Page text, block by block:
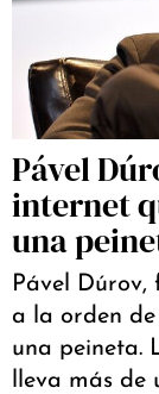
Pável
internet
una
Pável
a la orden
una peineta.
lleva más